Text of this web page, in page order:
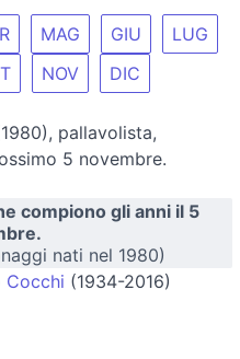
MAG GIU
LUG
NOV DIC
pallavolista,
5 novembre.
compiono gli anni il 5
nati nel 1980)
Cocchi (1934-2016)